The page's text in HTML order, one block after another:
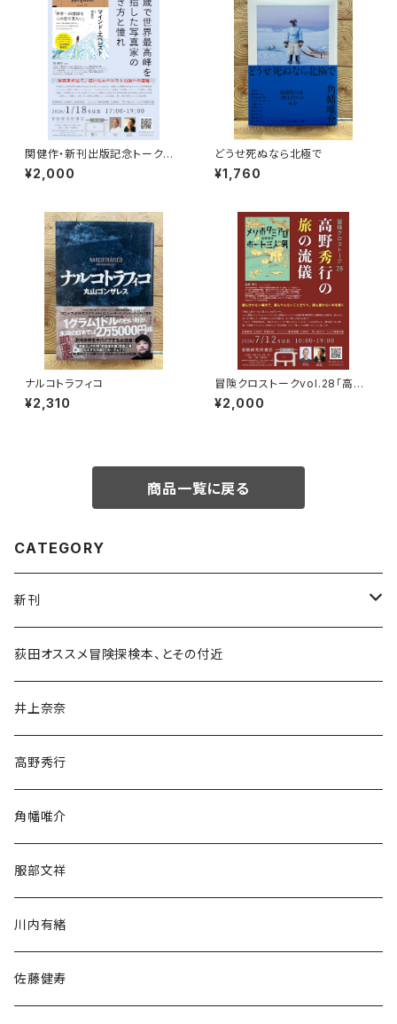
関健作・新刊出版記念トークイ
ベント録画視聴権
¥2,000
どうせ死ぬなら北極で
¥1,760
ナルコトラフィコ
¥2,310
冒険クロストークvol.28「高野
秀行の旅の流儀」録画視聴権
¥2,000
商品一覧に戻る
CATEGORY
新刊
和書
文学・小説・物語
随筆・ノンフィクション・その他
民族・風習
荻田オススメ冒険探検本、とその付近
井上奈奈
高野秀行
角幡唯介
服部文祥
川内有緒
佐藤健寿